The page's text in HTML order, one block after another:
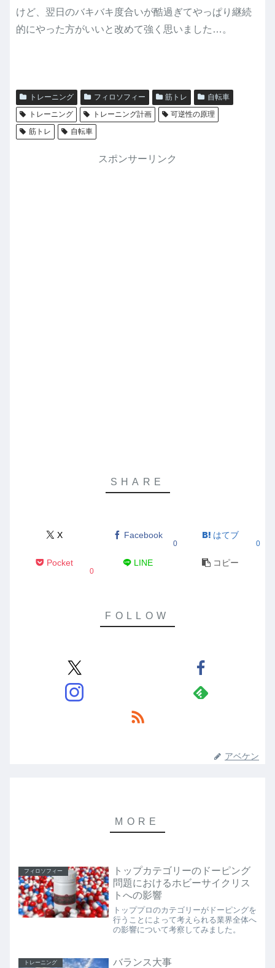
けど、翌日のバキバキ度合いが酷過ぎてやっぱり継続
的にやった方がいいと改めて強く思いました…。
トレーニング フィロソフィー 筋トレ
自転車
トレーニング
トレーニング計画
可逆性の原理
筋トレ
自転車
スポンサーリンク
X Facebook
0
はてブ
0
Pocket
0
LINE コピー
アベケン
フィロソフィー
トップカテゴリーのドーピング
問題におけるホビーサイクリス
トへの影響
トッププロのカテゴリーがドーピングを
行うことによって考えられる業界全体へ
の影響について考察してみました。
トレーニング バランス大事